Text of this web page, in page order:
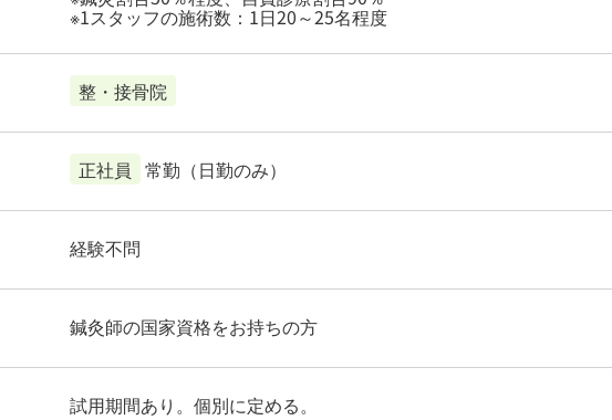
※1スタッフの施術数：1日20～25名程度
整・接骨院
正社員 常勤（日勤のみ）
経験不問
鍼灸師の国家資格をお持ちの方
試用期間あり。個別に定める。